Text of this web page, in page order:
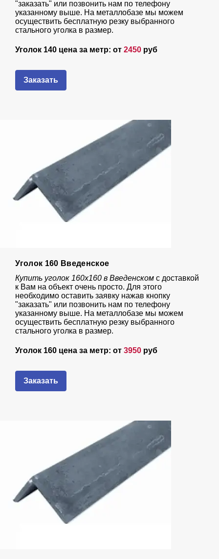
"заказать" или позвонить нам по телефону
указанному выше. На металлобазе мы можем
осуществить бесплатную резку выбранного
стального уголка в размер.
Уголок 140 цена за метр: от2450 руб
Заказать
Уголок 160 Введенское
Купить уголок 160х160 в Введенскомс доставкой
к Вам на объект очень просто. Для этого
необходимо оставить заявку нажав кнопку
"заказать" или позвонить нам по телефону
указанному выше. На металлобазе мы можем
осуществить бесплатную резку выбранного
стального уголка в размер.
Уголок 160 цена за метр: от 3950 руб
Заказать